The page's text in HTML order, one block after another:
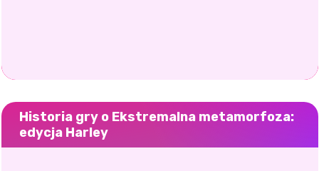
Historia gry o Ekstremalna metamorfoza:
edycja Harley